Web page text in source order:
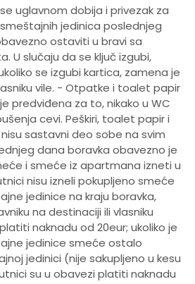
uglavnom dobija i privezak za
jedinica poslednjeg
ostaviti u bravi sa
U slučaju da se ključ izgubi,
se izgubi kartica, zamena je
vile. - Otpatke i toalet papir
predviđena za to, nikako u WC
cevi. Peškiri, toalet papir i
sastavni deo sobe na svim
dana boravka obavezno je
i smeće iz apartmana izneti u
nisu izneli pokupljeno smeće
jedinice na kraju boravka,
na destinaciji ili vlasniku
naknadu od 20eur; ukoliko je
jedinice smeće ostalo
jedinici (nije sakupljeno u kesu
su u obavezi platiti naknadu